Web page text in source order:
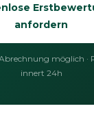
anfordern
möglich ·
innert 24h